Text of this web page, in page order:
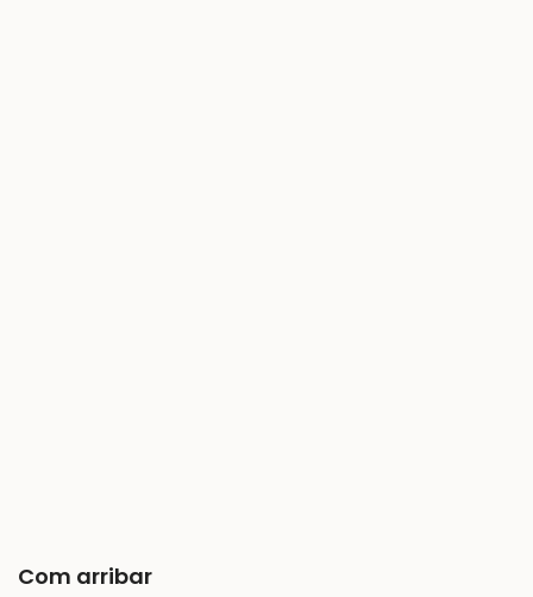
Com arribar